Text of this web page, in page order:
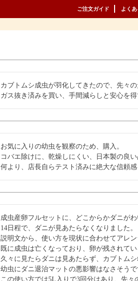
ご注文ガイド よく
カブトムシ成虫が羽化してきたので、先々の
ガス抜き済みを買い、手間減らしと安心を得
お気に入りの幼虫を観察のため、購入。
コバエ除けに、乾燥しにくい、日本製の良
何より、店長自らテスト済みに絶大な信頼感
成虫産卵フルセットに、どこからかダニがわ
14日程で、ダニが見あたらなくなりました。
説明文から、使い方を現状に合わせてアレ
既に成虫は亡くなっており、卵が残されて
久々に見たらダニは見あたらず、カブトムシ
幼虫にダニ退治マットの悪影響はなさそうで
この使い方では5L入りで3回分はあり、先々